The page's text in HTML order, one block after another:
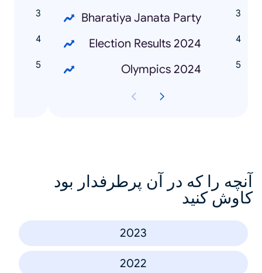
Bharatiya Janata Party
Election Results 2024
Olympics 2024
آنچه را که در آن پرطرفدار بود
کاوش کنید
2023
2022